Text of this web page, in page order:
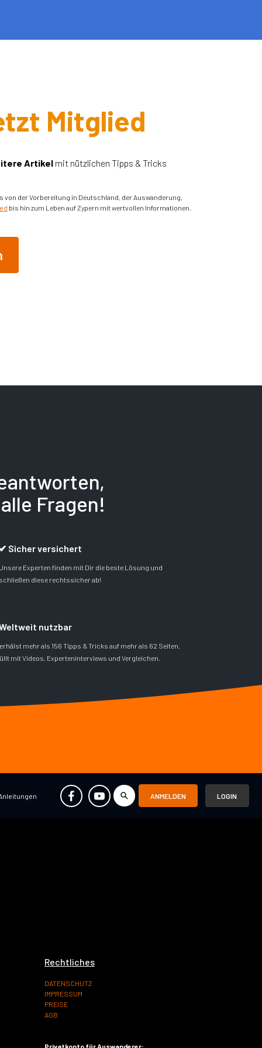
Mitglied
Artikel mit nützlichen Tipps & Tricks
von der Vorbereitung in Deutschland, der Auswanderung,
bis hin zum Leben auf Zypern mit wertvollen Informationen.
Fragen!
Sicher versichert
Experten finden mit Dir die beste Lösung und
diese rechtssicher ab!
nutzbar
mehr als 156 Tipps & Tricks auf mehr als 62 Seiten,
mit Videos, Experteninterviews und Vergleichen.
ANMELDEN LOGIN
bezieht sich nicht auf die spezielle Situation
Beratung dar.
Rechtliches
DATENSCHUTZ
IMPRESSUM
PREISE
AGB